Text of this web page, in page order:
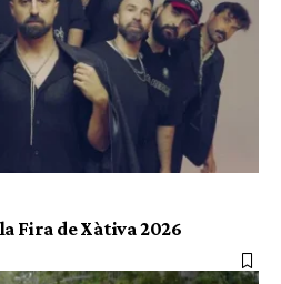
Fira de Xàtiva 2026